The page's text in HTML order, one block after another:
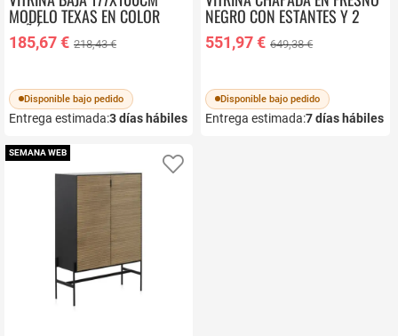
MODELO TEXAS EN COLOR
CAÑÓN
185,67 € 218,43 €
Disponible bajo pedido
Entrega estimada:3días hábiles
NEGRO CON ESTANTES Y 2
PUERTAS EN NATURAL GABAR
10972
551,97 € 649,38 €
Disponible bajo pedido
Entrega estimada:7días hábiles
SEMANA WEB